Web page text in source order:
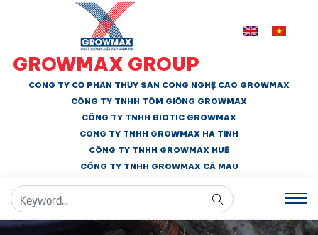
GROWMAX GROUP
CÔNG TY CỔ PHẦN THỦY SẢN CÔNG NGHỆ CAO GROWMAX
CÔNG TY TNHH TÔM GIỐNG GROWMAX
CÔNG TY TNHH BIOTIC GROWMAX
CÔNG TY TNHH GROWMAX HÀ TĨNH
CÔNG TY TNHH GROWMAX HUẾ
CÔNG TY TNHH GROWMAX CÀ MAU